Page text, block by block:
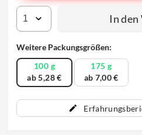
Weitere Packungsgrößen:
100 g
ab 5,28 €
175 g
ab 7,00 €
In den